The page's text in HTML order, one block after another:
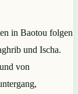
in Baotou folgen
und Ischa.
von